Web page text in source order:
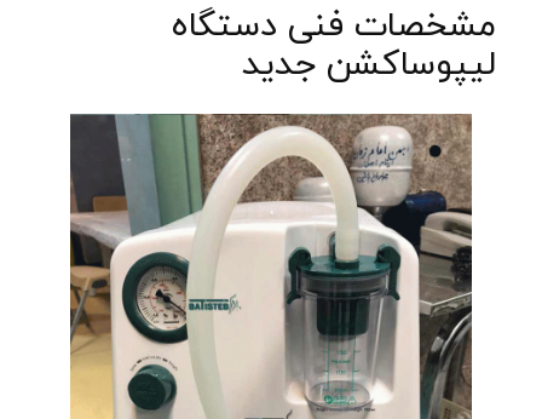
مشخصات فنی دستگاه
لیپوساکشن جدید